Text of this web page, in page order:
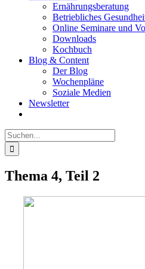
Ernährungsberatung
Betriebliches
Online Seminare und
Downloads
Kochbuch
Blog & Content
Der Blog
Wochenpläne
Soziale Medien
Newsletter
Suche
nach:
Thema 4, Teil 2